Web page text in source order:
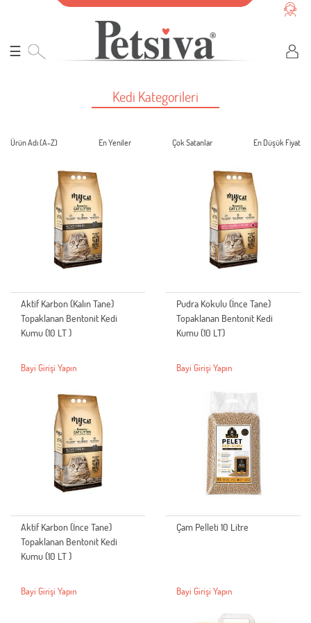
☰
Kedi Kategorileri
Ürün Adı (A-Z) En Yeniler Çok Satanlar En Düşük Fiyat
Aktif Karbon (Kalın Tane)
Topaklanan Bentonit Kedi
Kumu (10 LT )
Bayi Girişi Yapın
Pudra Kokulu (İnce Tane)
Topaklanan Bentonit Kedi
Kumu (10 LT)
Bayi Girişi Yapın
Aktif Karbon (İnce Tane)
Topaklanan Bentonit Kedi
Kumu (10 LT )
Bayi Girişi Yapın
Çam Pelleti 10 Litre
Bayi Girişi Yapın